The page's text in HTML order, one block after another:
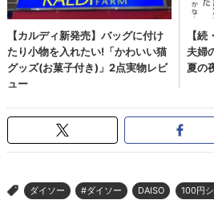
> ダイソー #ダイソー DAISO 100円